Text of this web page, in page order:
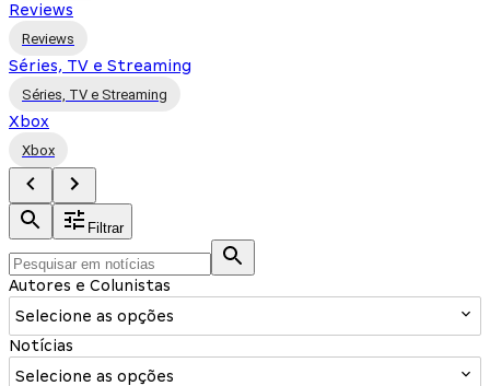
Reviews
Reviews
Séries, TV e Streaming
Séries, TV e Streaming
Xbox
Xbox
Filtrar
Autores e Colunistas
Selecione as opções
Notícias
Selecione as opções